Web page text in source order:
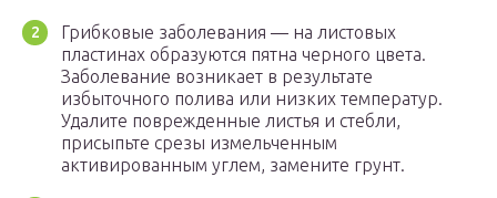
Грибковые заболевания — на листовых
пластинах образуются пятна черного цвета.
Заболевание возникает в результате
избыточного полива или низких температур.
Удалите поврежденные листья и стебли,
присыпьте срезы измельченным
активированным углем, замените грунт.